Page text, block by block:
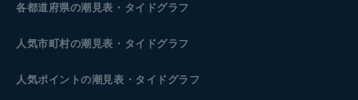
各都道府県の潮見表 ・タイドグラフ
人気市町村の潮見表・タイドグラフ
人気ポイントの潮見表・タイドグラフ